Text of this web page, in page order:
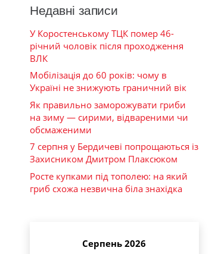
Недавні записи
У Коростенському ТЦК помер 46-
річний чоловік після проходження
ВЛК
Мобілізація до 60 років: чому в
Україні не знижують граничний вік
Як правильно заморожувати гриби
на зиму — сирими, відвареними чи
обсмаженими
7 серпня у Бердичеві попрощаються із
Захисником Дмитром Плаксюком
Росте купками під тополею: на який
гриб схожа незвична біла знахідка
Серпень 2026